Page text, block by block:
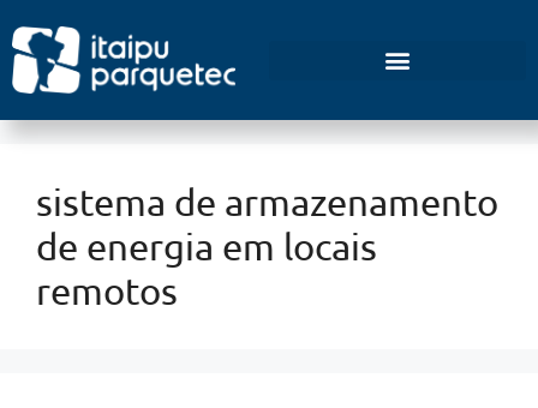
sistema de armazenamento
de energia em locais
remotos